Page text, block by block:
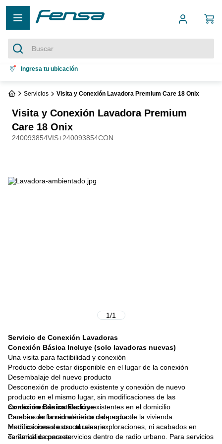
Buscar
Términos más buscados
bottom freezer
4. refrigerador no frost
Ingresa tu ubicación
Servicios Visita y Conexión Lavadora Premium Care 18 Onix
Visita y Conexión Lavadora Premium
Care 18 Onix
240093854VIS+240093854CON
1/1
Servicio de Conexión Lavadoras
Conexión Básica Incluye (solo lavadoras nuevas)
Una visita para factibilidad y conexión
Producto debe estar disponible en el lugar de la conexión
Desembalaje del nuevo producto
Desconexión de producto existente y conexión de nuevo
producto en el mismo lugar, sin modificaciones de las
condiciones de instalación existentes en el domicilio
Pruebas de funcionamiento del producto
Instrucciones de uso al usuario
Tarifa válida para servicios dentro de radio urbano. Para servicios
Conexión Básica Excluye
Cambios en la red eléctrica o de agua de la vivienda.
Modificaciones estructurales, exploraciones, ni acabados en
cerámica o concreto.